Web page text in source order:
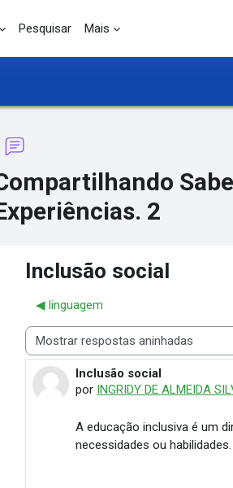
Pesquisar Mais
2
Inclusão social
◀︎ linguagem
Modo de visualização
Inclusão social
por INGRIDY DE ALMEIDA
Número de respostas: 0
A educação inclusiva é um
necessidades ou habilidades.